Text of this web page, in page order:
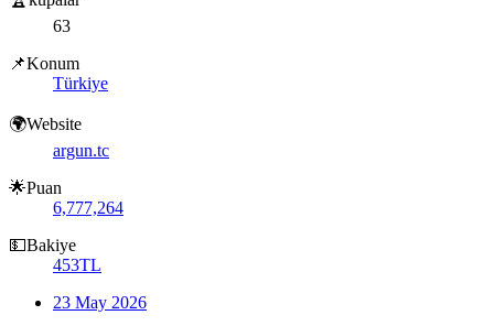
63
📌Konum
Türkiye
🌍Website
argun.tc
🌟Puan
6,777,264
💵Bakiye
453TL
23 May 2026